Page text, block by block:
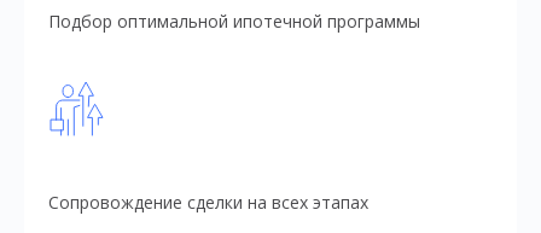
Подбор оптимальной ипотечной программы
Сопровождение сделки на всех этапах